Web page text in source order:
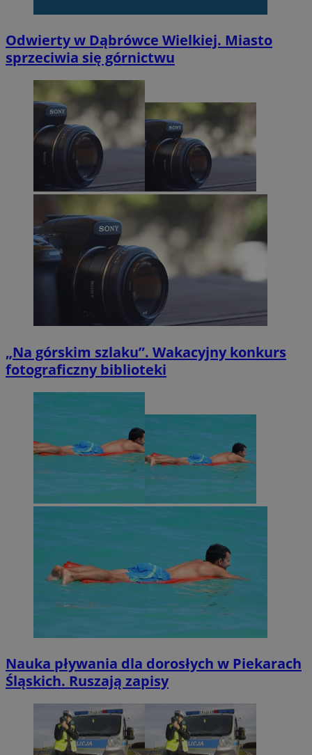
Odwierty w Dąbrówce Wielkiej. Miasto
sprzeciwia się górnictwu
„Na górskim szlaku”. Wakacyjny konkurs
fotograficzny biblioteki
Nauka pływania dla dorosłych w Piekarach
Śląskich. Ruszają zapisy